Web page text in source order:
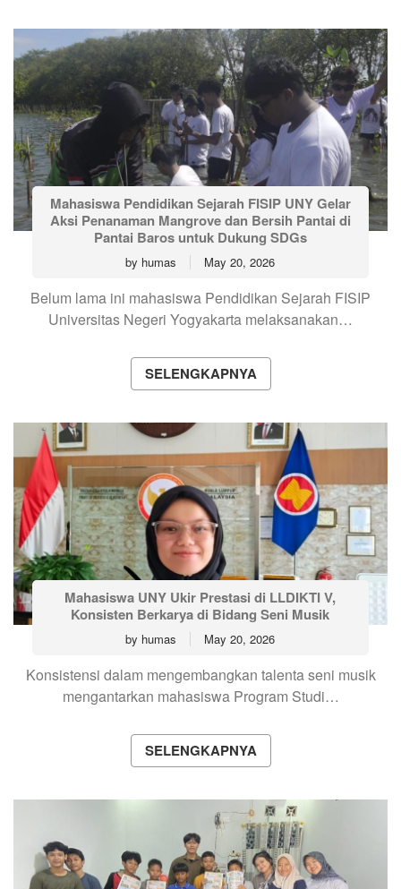
Mahasiswa Pendidikan Sejarah FISIP UNY Gelar
Aksi Penanaman Mangrove dan Bersih Pantai di
Pantai Baros untuk Dukung SDGs
by humas May 20, 2026
Belum lama ini mahasiswa Pendidikan Sejarah FISIP
Universitas Negeri Yogyakarta melaksanakan…
SELENGKAPNYA
Mahasiswa UNY Ukir Prestasi di LLDIKTI V,
Konsisten Berkarya di Bidang Seni Musik
by humas May 20, 2026
Konsistensi dalam mengembangkan talenta seni musik
mengantarkan mahasiswa Program Studi…
SELENGKAPNYA